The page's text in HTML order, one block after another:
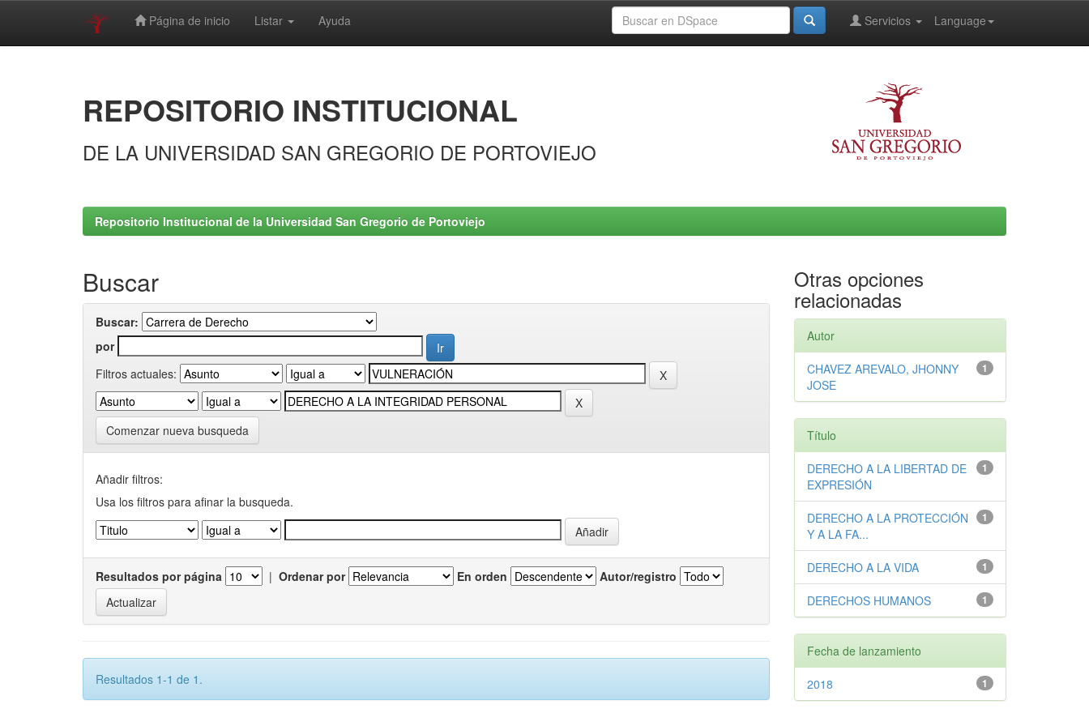
Página de inicio Listar Ayuda Language
Servicios
REPOSITORIO INSTITUCIONAL
DE LA UNIVERSIDAD SAN GREGORIO DE PORTOVIEJO
Repositorio Institucional de la Universidad San Gregorio de Portoviejo
Buscar
Buscar:
por
Filtros actuales:
Comenzar nueva busqueda
Añadir filtros:
Usa los filtros para afinar la busqueda.
Resultados por página | Ordenar por En orden Autor/registro
Resultados 1-1 de 1.
Otras opciones
relacionadas
Autor
1
CHAVEZ AREVALO, JHONNY
JOSE
Título
1
DERECHO A LA LIBERTAD DE
EXPRESIÓN
1
DERECHO A LA PROTECCIÓN
Y A LA FA...
1
DERECHO A LA VIDA
1
DERECHOS HUMANOS
Fecha de lanzamiento
1
2018